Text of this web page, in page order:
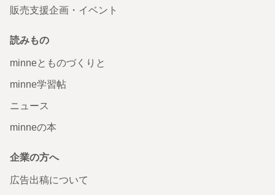
販売支援企画・イベント
読みもの
minneとものづくりと
minne学習帖
ニュース
minneの本
企業の方へ
広告出稿について